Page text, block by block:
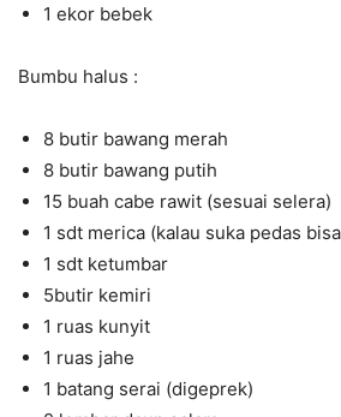
1 ekor bebek
Bumbu halus :
8 butir bawang merah
8 butir bawang putih
15 buah cabe rawit (sesuai selera)
1 sdt merica (kalau suka pedas
1 sdt ketumbar
5butir kemiri
1 ruas kunyit
1 ruas jahe
1 batang serai (digeprek)